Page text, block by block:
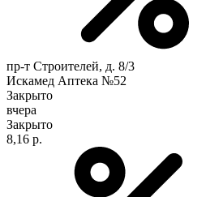
пр-т Строителей, д. 8/3
Искамед Аптека №52
Закрыто
вчера
Закрыто
8,16 р.